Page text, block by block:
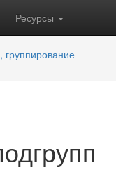
Ресурсы
группирование